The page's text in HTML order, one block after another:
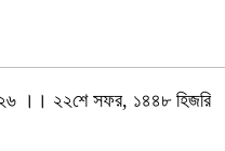
।। ২২শে সফর, ১৪৪৮ হিজরি